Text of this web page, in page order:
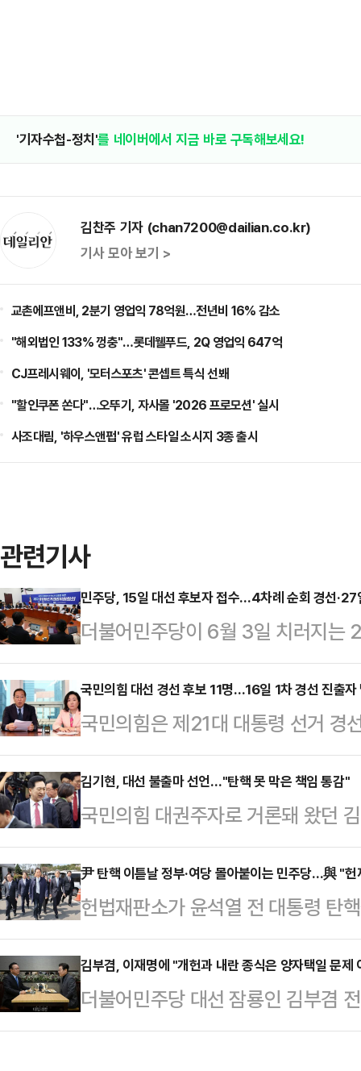
'기자수첩-정치'를 네이버에서 지금 바로 구독해보세요!
김찬주 기자 (chan7200@dailian.co.kr)
기사 모아 보기 >
교촌에프앤비, 2분기 영업익 78억원…전년비 16% 감소
"해외법인 133% 껑충"…롯데웰푸드, 2Q 영업익 647억
CJ프레시웨이, '모터스포츠' 콘셉트 특식 선봬
"할인쿠폰 쏜다"…오뚜기, 자사몰 '2026 프로모션' 실시
사조대림, '하우스앤펍' 유럽 스타일 소시지 3종 출시
관련기사
민주당, 15일 대선 후보자 접수…4차례 순회 경선·27
더불어민주당이 6월 3일 치러지는
순회 경선을 오는 16일부터 실시한
위한 권역별 순회 경선을 오는 16
실시하기로 했다고 박범계 선거관
이날 선관위에 앞서 중앙위를 열고
50%로 대선 후보를 선출하는 '국
전국 4개 권역을 순회경선한 뒤,
50%를 합산해…
국민의힘 대선 경선 후보 11명…16일 1차 경선 진출자
국민의힘은 제21대 대통령 선거 경
밝혔다.이날 국민의힘에 따르면,
현씨 △김문수 전 고용노동부 장
국민의힘 의원 △안철수 국민의힘
역시장 △이철우 경북도지사 △정
동훈 국민의힘 전 대표 △홍준표 전
덕수 대통령 권한대행 국무총리는
민의힘은 지난 14일부터 이틀 간 …
김기현, 대선 불출마 선언…"탄핵 못 막은 책임 통감"
국민의힘 대권주자로 거론돼 왔던
다.김기현 의원은 10일 페이스북에
는다"고 말했다.그는 "부적절한 계
대통령을 우리 손으로 끌어내는 부
는 신념에 따라 수많은 애국시민들
어 "하지만 결국 대통령 탄핵을 막
통감하며 자숙과 성찰의 시간을 가
령 탄핵을 막아내…
尹 탄핵 이튿날 정부·여당 몰아붙이는 민주당…與 "
헌법재판소가 윤석열 전 대통령 탄
·여당을 상대로 "뻔뻔함이 놀랍다"
아붙였다. 국민의힘은 "헌법재판소
지적을 맞받았다.조승래 더불어민
해 "파면된 내란 수괴 만나 대선 승
김부겸, 이재명에 "개헌과 내란 종식은 양자택일 문제
더불어민주당 대선 잠룡인 김부겸
하며 정치권의 쟁점인 개헌에 거부